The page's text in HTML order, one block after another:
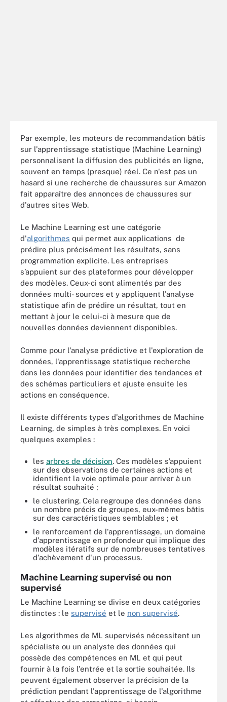
Par exemple, les moteurs de recommandation bâtis
sur l'apprentissage statistique (Machine Learning)
personnalisent la diffusion des publicités en ligne,
souvent en temps (presque) réel. Ce n'est pas un
hasard si une recherche de chaussures sur Amazon
fait apparaître des annonces de chaussures sur
d'autres sites Web.
Le Machine Learning est une catégorie
d'algorithmes qui permet aux applications de
prédire plus précisément les résultats, sans
programmation explicite. Les entreprises
s’appuient sur des plateformes pour développer
des modèles. Ceux-ci sont alimentés par des
données multi- sources et y appliquent l'analyse
statistique afin de prédire un résultat, tout en
mettant à jour le celui-ci à mesure que de
nouvelles données deviennent disponibles.
Comme pour l'analyse prédictive et l'exploration de
données, l'apprentissage statistique recherche
dans les données pour identifier des tendances et
des schémas particuliers et ajuste ensuite les
actions en conséquence.
Il existe différents types d'algorithmes de Machine
Learning, de simples à très complexes. En voici
quelques exemples :
les arbres de décision. Ces modèles s’appuient
sur des observations de certaines actions et
identifient la voie optimale pour arriver à un
résultat souhaité ;
le clustering. Cela regroupe des données dans
un nombre précis de groupes, eux-mêmes bâtis
sur des caractéristiques semblables ; et
le renforcement de l'apprentissage, un domaine
d'apprentissage en profondeur qui implique des
modèles itératifs sur de nombreuses tentatives
d'achèvement d'un processus.
Machine Learning supervisé ou non
supervisé
Le Machine Learning se divise en deux catégories
distinctes : le supervisé et le non supervisé.
Les algorithmes de ML supervisés nécessitent un
spécialiste ou un analyste des données qui
possède des compétences en ML et qui peut
fournir à la fois l'entrée et la sortie souhaitée. Ils
peuvent également observer la précision de la
prédiction pendant l'apprentissage de l'algorithme